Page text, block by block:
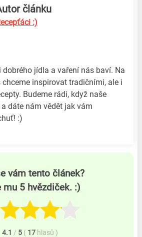
článku
:)
jídla a vaření nás baví. Na
chceme inspirovat tradičními, ale i
Budeme rádi, když naše
dáte nám vědět jak vám
:)
vám tento článek?
mu 5 hvězdiček. :)
4.1 / 5 ( 17 hlasů )